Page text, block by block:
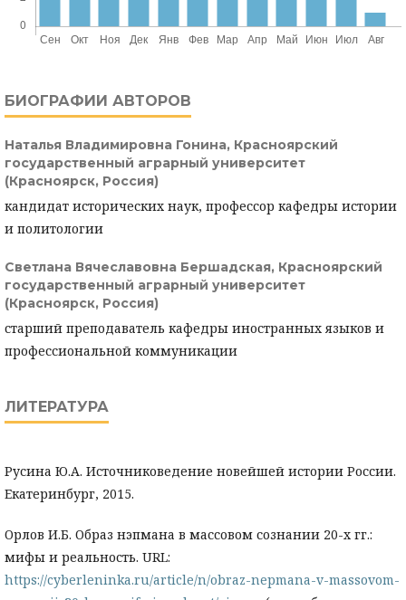
БИОГРАФИИ АВТОРОВ
Наталья Владимировна Гонина, Красноярский
государственный аграрный университет
(Красноярск, Россия)
кандидат исторических наук, профессор кафедры истории
и политологии
Светлана Вячеславовна Бершадская, Красноярский
государственный аграрный университет
(Красноярск, Россия)
старший преподаватель кафедры иностранных языков и
профессиональной коммуникации
ЛИТЕРАТУРА
Русина Ю.А. Источниковедение новейшей истории России.
Екатеринбург, 2015.
Орлов И.Б. Образ нэпмана в массовом сознании 20-х гг.:
мифы и реальность. URL:
https://cyberleninka.ru/article/n/obraz-nepmana-v-massovom-